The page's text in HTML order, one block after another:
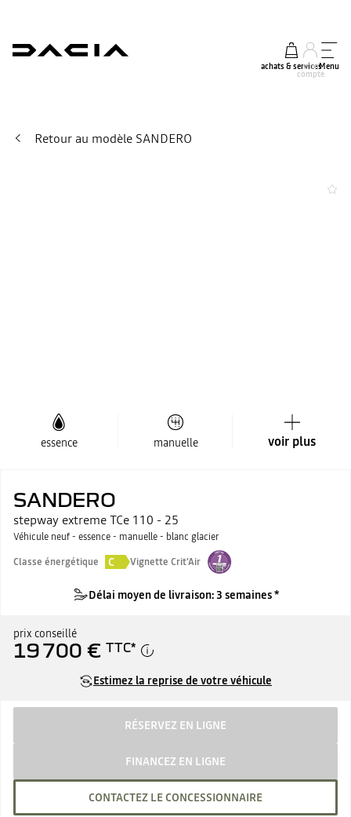
achats & services
mon
compte
Menu
Retour au modèle SANDERO
essence manuelle voir plus
SANDERO
stepway extreme TCe 110 - 25
Véhicule neuf - essence - manuelle - blanc glacier
Classe énergétique
C Vignette Crit'Air
Délai moyen de livraison: 3 semaines *
prix conseillé
19 700 € TTC*
Estimez la reprise de votre véhicule
RÉSERVEZ EN LIGNE
FINANCEZ EN LIGNE
CONTACTEZ LE CONCESSIONNAIRE